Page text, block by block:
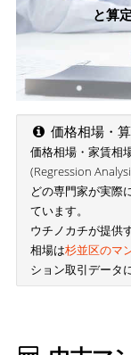
と算
価格相場・
価格相場・家賃相
(Regression
どの専門家が実際
ています。
ウチノカチが提供
相場は杉並区のマ
ション取引データ